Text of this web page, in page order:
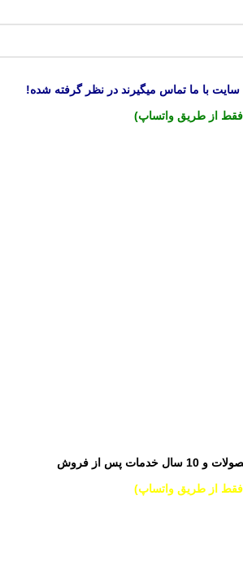
با ما تماس میگیرند در نظر گرفته شده!
از طریق واتساپ)
از طریق واتساپ)